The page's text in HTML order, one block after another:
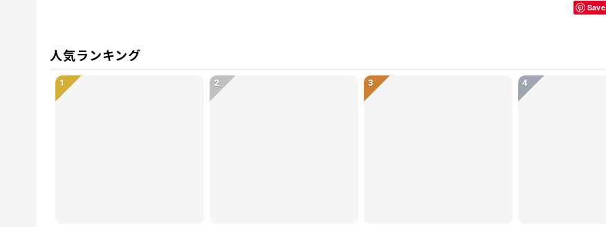
Save
人気ランキング
1 2 3 4